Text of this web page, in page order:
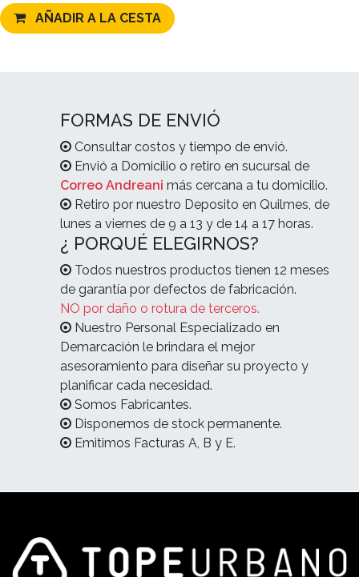
AÑADIR A LA CESTA
FORMAS DE ENVIÓ
Consultar costos y tiempo de envió.
Envió a Domicilio o retiro en sucursal de
Correo Andreani más cercana a tu domicilio.
Retiro por nuestro Deposito en Quilmes, de
lunes a viernes de 9 a 13 y de 14 a 17 horas.
¿ PORQUÉ ELEGIRNOS?
Todos nuestros productos tienen 12 meses
de garantía por defectos de fabricación.
NO por daño o rotura de terceros.
Nuestro Personal Especializado en
Demarcación le brindara el mejor
asesoramiento para diseñar su proyecto y
planificar cada necesidad.
Somos Fabricantes.
Disponemos de stock permanente.
Emitimos Facturas A, B y E.